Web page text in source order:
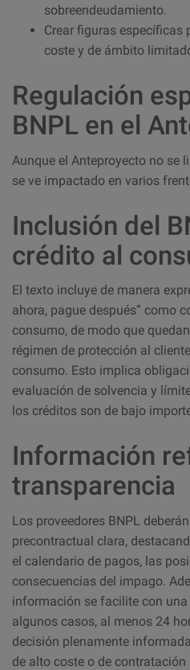
sobreendeudamiento.
Crear figuras específicas
coste y de ámbito
Regulación
BNPL en el
Aunque el Anteproyecto no se
se ve impactado en varios
Inclusión del
crédito al
El texto incluye de manera
ahora, pague después” como
consumo, de modo que
régimen de protección al
consumo. Esto implica
evaluación de solvencia y
los créditos son de bajo
Información
transparencia
Los proveedores BNPL
precontractual clara,
el calendario de pagos, las
consecuencias del impago.
información se facilite con
algunos casos, al menos 24
decisión plenamente
de alto coste o de contratación